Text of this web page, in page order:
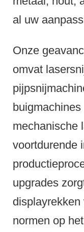
al uw
Onze
omvat
mechanische
voortdurende
upgrades
normen op